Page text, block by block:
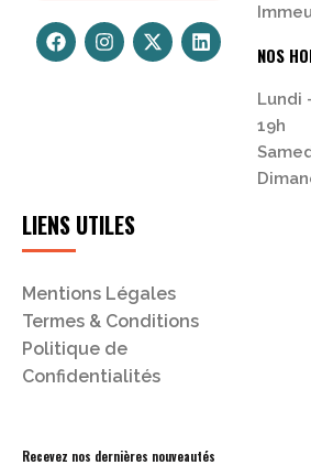
NOS
Lundi
19h
LIENS UTILES
Mentions Légales
Termes & Conditions
Politique de
Confidentialités
Recevez nos dernières nouveautés